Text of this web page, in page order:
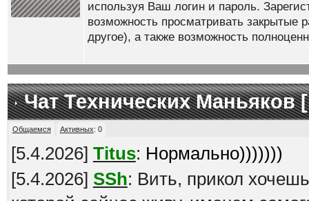
используя Ваш логин и пароль.
возможность просматривать закрытые
другое), а также возможность
Чат Технических Маньяков [
Общаемся Активных: 0
[5.4.2026] Titus: Нормально)))))))
[5.4.2026] SSh: Вить, прикол